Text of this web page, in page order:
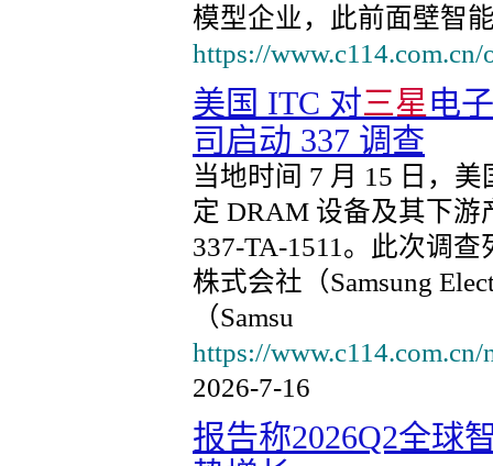
模型企业，此前面壁智
https://
美国 ITC 对三星电
司启动 337 调查
当地时间 7 月 15 日，
定 DRAM 设备及其下游
337-TA-1511。此次调
株式会社（Samsung
（Samsu
https://
2026-7-16
报告称2026Q2全球